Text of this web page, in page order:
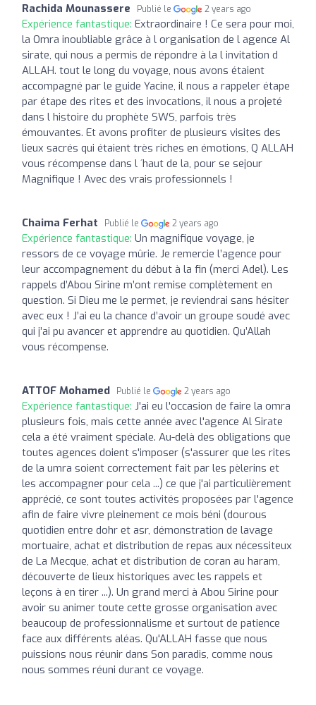
Rachida Mounassere Publié le 2 years ago
Expérience fantastique: Extraordinaire ! Ce sera pour moi,
la Omra inoubliable grâce à l organisation de l agence Al
sirate, qui nous a permis de répondre à la l invitation d
ALLAH. tout le long du voyage, nous avons étaient
accompagné par le guide Yacine, il nous a rappeler étape
par étape des rites et des invocations, il nous a projeté
dans l histoire du prophète SWS, parfois très
émouvantes. Et avons profiter de plusieurs visites des
lieux sacrés qui étaient très riches en émotions, Q ALLAH
vous récompense dans l ´haut de la, pour se sejour
Magnifique ! Avec des vrais professionnels !
Chaima Ferhat Publié le 2 years ago
Expérience fantastique: Un magnifique voyage, je
ressors de ce voyage mûrie. Je remercie l’agence pour
leur accompagnement du début à la fin (merci Adel). Les
rappels d’Abou Sirine m’ont remise complètement en
question. Si Dieu me le permet, je reviendrai sans hésiter
avec eux ! J’ai eu la chance d’avoir un groupe soudé avec
qui j’ai pu avancer et apprendre au quotidien. Qu’Allah
vous récompense.
ATTOF Mohamed Publié le 2 years ago
Expérience fantastique: J'ai eu l'occasion de faire la omra
plusieurs fois, mais cette année avec l'agence Al Sirate
cela a été vraiment spéciale. Au-delà des obligations que
toutes agences doient s'imposer (s'assurer que les rites
de la umra soient correctement fait par les pèlerins et
les accompagner pour cela ...) ce que j'ai particulièrement
apprécié, ce sont toutes activités proposées par l'agence
afin de faire vivre pleinement ce mois béni (dourous
quotidien entre dohr et asr, démonstration de lavage
mortuaire, achat et distribution de repas aux nécessiteux
de La Mecque, achat et distribution de coran au haram,
découverte de lieux historiques avec les rappels et
leçons à en tirer ...). Un grand merci à Abou Sirine pour
avoir su animer toute cette grosse organisation avec
beaucoup de professionnalisme et surtout de patience
face aux différents aléas. Qu'ALLAH fasse que nous
puissions nous réunir dans Son paradis, comme nous
nous sommes réuni durant ce voyage.